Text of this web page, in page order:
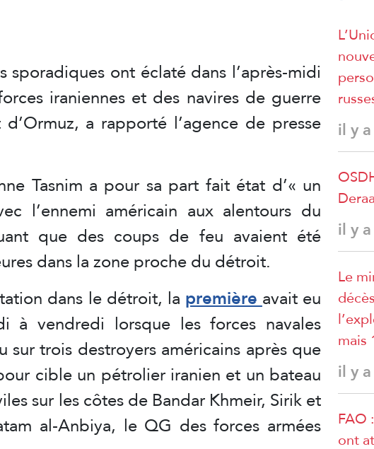
sporadiques ont éclaté dans l’après-midi
iraniennes et des navires de guerre
a rapporté l’agence de presse
Tasnim a pour sa part fait état d’« un
l’ennemi américain aux alentours du
que des coups de feu avaient été
dans la zone proche du détroit.
dans le détroit, la premièreavait eu
vendredi lorsque les forces navales
trois destroyers américains après que
cible un pétrolier iranien et un bateau
sur les côtes de Bandar Khmeir, Sirik et
al-Anbiya, le QG des forces armées
il y
il y
Le
mais
il y
FAO
ont